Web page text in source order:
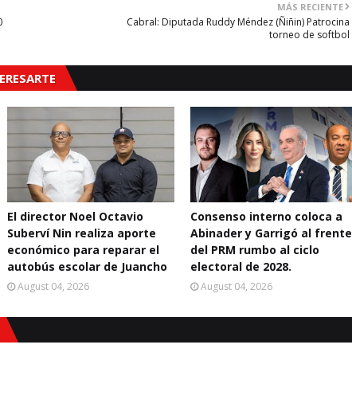
MÁS RECIENTE
Cabral: Diputada Ruddy Méndez (Ñiñin) Patrocina
torneo de softbol
El director Noel Octavio
Suberví Nin realiza aporte
económico para reparar el
autobús escolar de Juancho
August 04, 2026
Consenso interno coloca a
Abinader y Garrigó al frente
del PRM rumbo al ciclo
electoral de 2028.
August 04, 2026